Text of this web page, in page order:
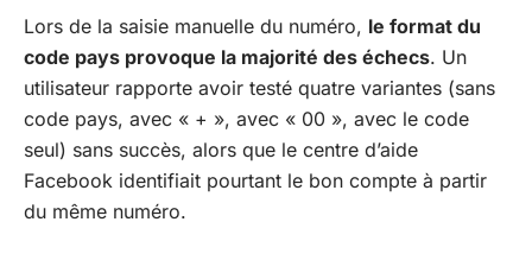
Lors de la saisie manuelle du numéro, le format du
code pays provoque la majorité des échecs. Un
utilisateur rapporte avoir testé quatre variantes (sans
code pays, avec « + », avec « 00 », avec le code
seul) sans succès, alors que le centre d’aide
Facebook identifiait pourtant le bon compte à partir
du même numéro.